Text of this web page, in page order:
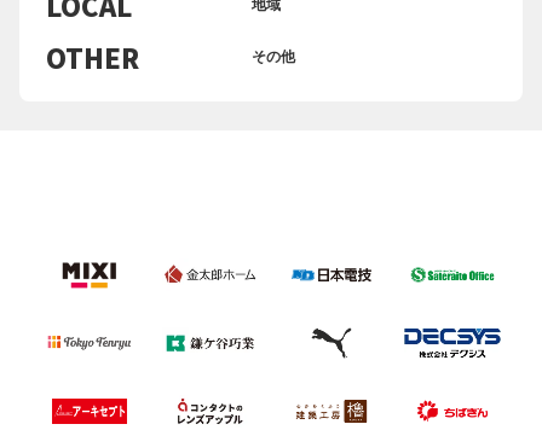
地域
OTHER その他